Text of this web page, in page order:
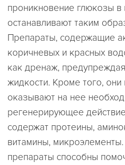
проникновение глюкозы в
останавливают таким
Препараты, содержащие
коричневых и красных
как дренаж,
жидкости. Кроме того, они
оказывают на нее
регенерирующее
содержат протеины,
витамины,
препараты способны